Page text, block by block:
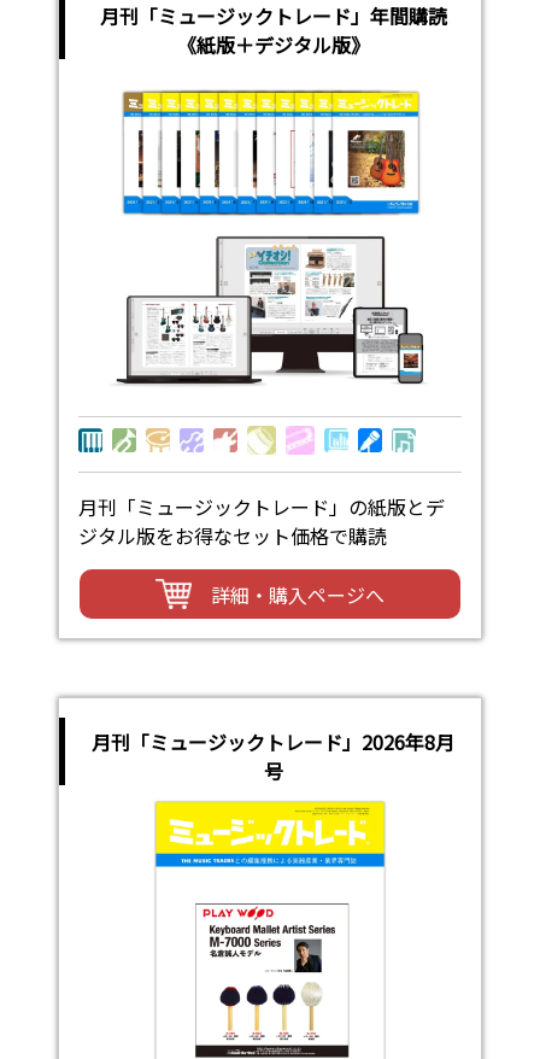
月刊「ミュージックトレード」年間購読
《紙版＋デジタル版》
月刊「ミュージックトレード」の紙版とデ
ジタル版をお得なセット価格で購読
詳細・購入ページへ
月刊「ミュージックトレード」2026年8月
号